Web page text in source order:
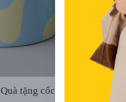
Quà tặng cốc sứ cao cấp cho